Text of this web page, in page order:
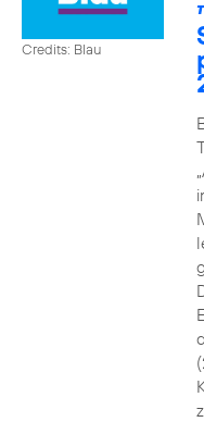
Credits: Blau